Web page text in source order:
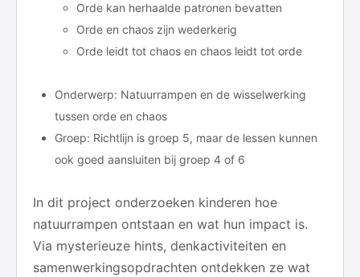
Orde kan herhaalde patronen bevatten
Orde en chaos zijn wederkerig
Orde leidt tot chaos en chaos leidt tot orde
Onderwerp: Natuurrampen en de wisselwerking
tussen orde en chaos
Groep: Richtlijn is groep 5, maar de lessen kunnen
ook goed aansluiten bij groep 4 of 6
In dit project onderzoeken kinderen hoe
natuurrampen ontstaan en wat hun impact is.
Via mysterieuze hints, denkactiviteiten en
samenwerkingsopdrachten ontdekken ze wat